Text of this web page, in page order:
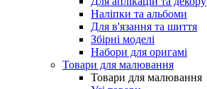
Наліпки та альбоми
Для в'язання та шиття
Збірні моделі
Набори для оригамі
Товари для малювання
Товари для малювання